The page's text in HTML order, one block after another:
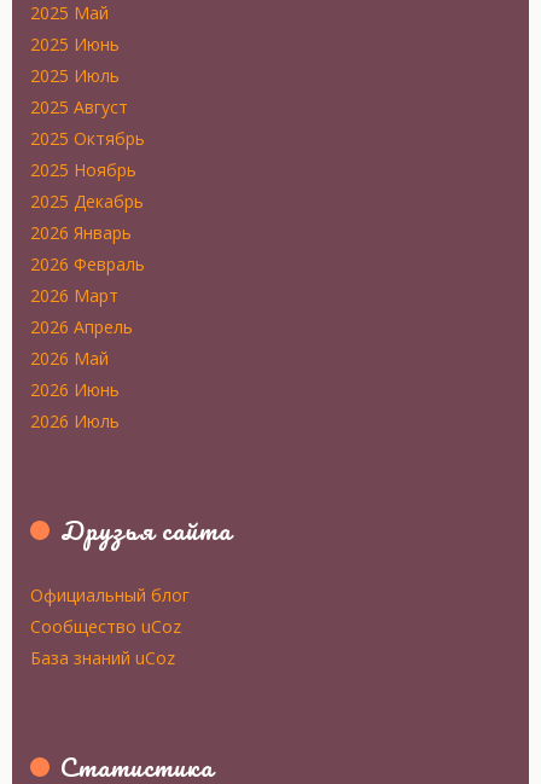
2025 Май
2025 Июнь
2025 Июль
2025 Август
2025 Октябрь
2025 Ноябрь
2025 Декабрь
2026 Январь
2026 Февраль
2026 Март
2026 Апрель
2026 Май
2026 Июнь
2026 Июль
Друзья сайта
Официальный блог
Сообщество uCoz
База знаний uCoz
Статистика